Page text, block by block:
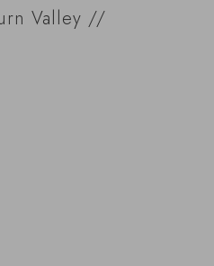
Valley //